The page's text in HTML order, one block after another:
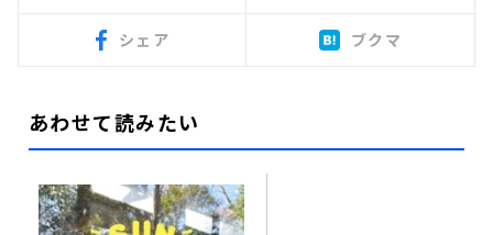
シェア ブクマ
あわせて読みたい